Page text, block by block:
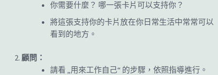
你需要什麼？ 哪一張卡片可以支持你？
將這張支持你的卡片放在你日常生活中常常可以
看到的地方。
顧問：
請看 „用來工作自己“ 的步驟，依照指導進行。